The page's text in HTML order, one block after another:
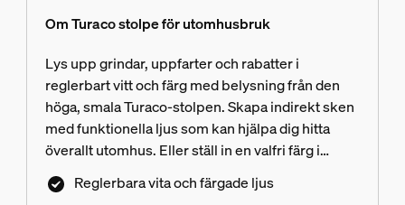
Om Turaco stolpe för utomhusbruk
Lys upp grindar, uppfarter och rabatter i
reglerbart vitt och färg med belysning från den
höga, smala Turaco-stolpen. Skapa indirekt sken
med funktionella ljus som kan hjälpa dig hitta
överallt utomhus. Eller ställ in en valfri färg i
stolplampan för att skapa dekorbelysning i
entréer och bakgård. Du styr enkelt Turaco med
Reglerbara vita och färgade ljus